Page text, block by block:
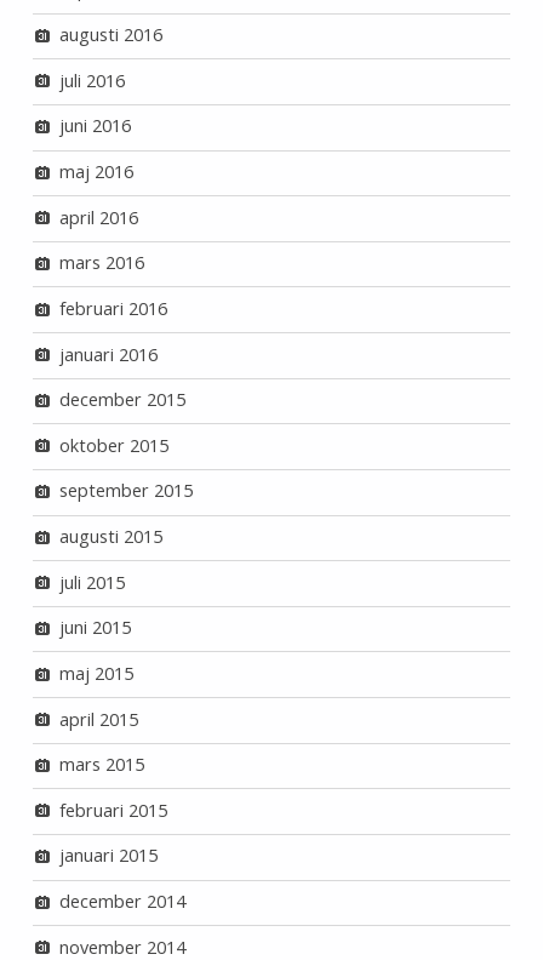
augusti 2016
juli 2016
juni 2016
maj 2016
april 2016
mars 2016
februari 2016
januari 2016
december 2015
oktober 2015
september 2015
augusti 2015
juli 2015
juni 2015
maj 2015
april 2015
mars 2015
februari 2015
januari 2015
december 2014
november 2014